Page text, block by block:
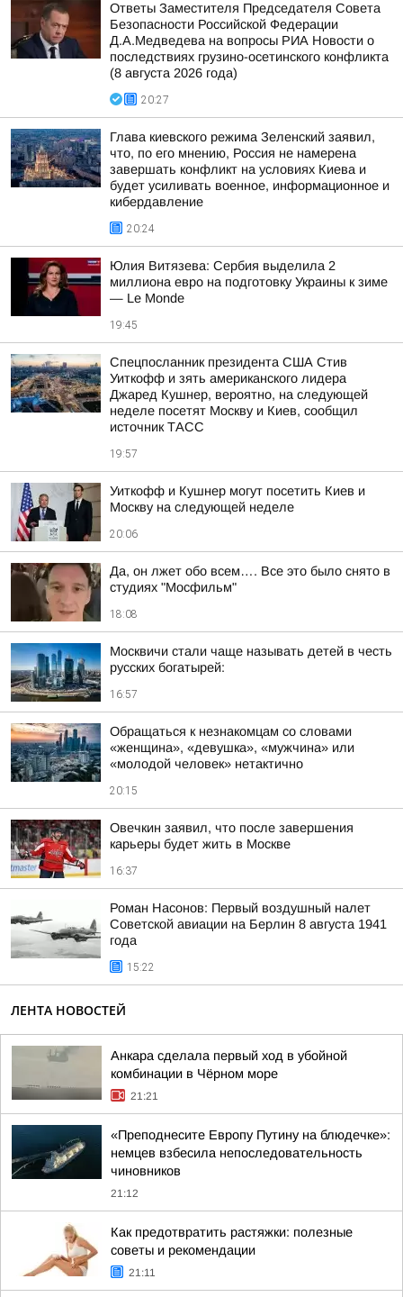
Ответы Заместителя Председателя Совета
Безопасности Российской Федерации
Д.А.Медведева на вопросы РИА Новости о
последствиях грузино-осетинского конфликта
(8 августа 2026 года)
20:27
Глава киевского режима Зеленский заявил,
что, по его мнению, Россия не намерена
завершать конфликт на условиях Киева и
будет усиливать военное, информационное и
кибердавление
20:24
Юлия Витязева: Сербия выделила 2
миллиона евро на подготовку Украины к зиме
— Le Monde
19:45
Спецпосланник президента США Стив
Уиткофф и зять американского лидера
Джаред Кушнер, вероятно, на следующей
неделе посетят Москву и Киев, сообщил
источник ТАСС
19:57
Уиткофф и Кушнер могут посетить Киев и
Москву на следующей неделе
20:06
Да, он лжет обо всем…. Все это было снято в
студиях "Мосфильм"
18:08
Москвичи стали чаще называть детей в честь
русских богатырей:
16:57
Обращаться к незнакомцам со словами
«женщина», «девушка», «мужчина» или
«молодой человек» нетактично
20:15
Овечкин заявил, что после завершения
карьеры будет жить в Москве
16:37
Роман Насонов: Первый воздушный налет
Советской авиации на Берлин 8 августа 1941
года
15:22
ЛЕНТА НОВОСТЕЙ
Анкара сделала первый ход в убойной
комбинации в Чёрном море
21:21
«Преподнесите Европу Путину на блюдечке»:
немцев взбесила непоследовательность
чиновников
21:12
Как предотвратить растяжки: полезные
советы и рекомендации
21:11